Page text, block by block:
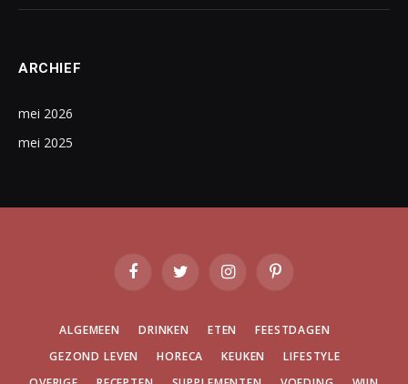
ARCHIEF
mei 2026
mei 2025
FacebookTwitter InstagramPinterest
ALGEMEEN DRINKEN ETEN
FEESTDAGEN
GEZOND LEVEN
HORECA KEUKEN
LIFESTYLE